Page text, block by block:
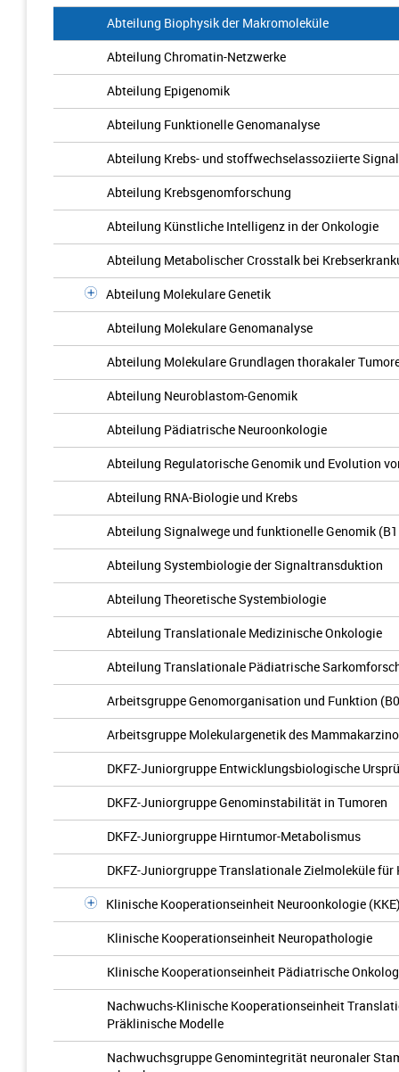
Abteilung Biophysik der Makromoleküle
Abteilung Chromatin-Netzwerke
Abteilung Epigenomik
Abteilung Funktionelle Genomanalyse
Abteilung Krebs- und stoffwechselassoziierte
Abteilung Krebsgenomforschung
Abteilung Künstliche Intelligenz in der Onkologie
Abteilung Metabolischer Crosstalk bei
Abteilung Molekulare Genetik
Abteilung Molekulare Genomanalyse
Abteilung Molekulare Grundlagen thorakaler
Abteilung Neuroblastom-Genomik
Abteilung Pädiatrische Neuroonkologie
Abteilung Regulatorische Genomik und Evolution
Abteilung RNA-Biologie und Krebs
Abteilung Signalwege und funktionelle Genomik
Abteilung Systembiologie der Signaltransduktion
Abteilung Theoretische Systembiologie
Abteilung Translationale Medizinische Onkologie
Abteilung Translationale Pädiatrische
Arbeitsgruppe Genomorganisation und Funktion
Arbeitsgruppe Molekulargenetik des
DKFZ-Juniorgruppe Entwicklungsbiologische
DKFZ-Juniorgruppe Genominstabilität in Tumoren
DKFZ-Juniorgruppe Hirntumor-Metabolismus
DKFZ-Juniorgruppe Translationale Zielmoleküle für
Klinische Kooperationseinheit Neuroonkologie
Klinische Kooperationseinheit Neuropathologie
Klinische Kooperationseinheit Pädiatrische
Nachwuchs-Klinische Kooperationseinheit
Präklinische Modelle
Nachwuchsgruppe Genomintegrität neuronaler